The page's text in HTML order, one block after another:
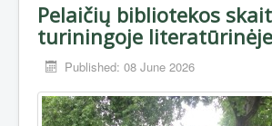
Pelaičių bibliotekos
turiningoje
Published: 08 June 2026